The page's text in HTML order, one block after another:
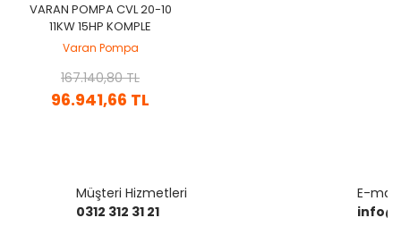
VARAN POMPA CVL 20-10
11KW 15HP KOMPLE
PASLANMAZ ÇELIK (AISI
304) DIK KADEMELI POMPA
Varan Pompa
96.941,66 TL
167.140,80 TL
Müşteri Hizmetleri
0312 312 31 21
E-mail